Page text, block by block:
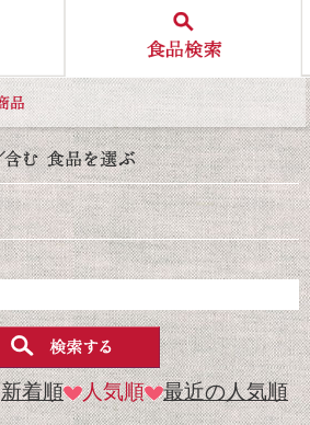
新着順 人気順 最近の人気順